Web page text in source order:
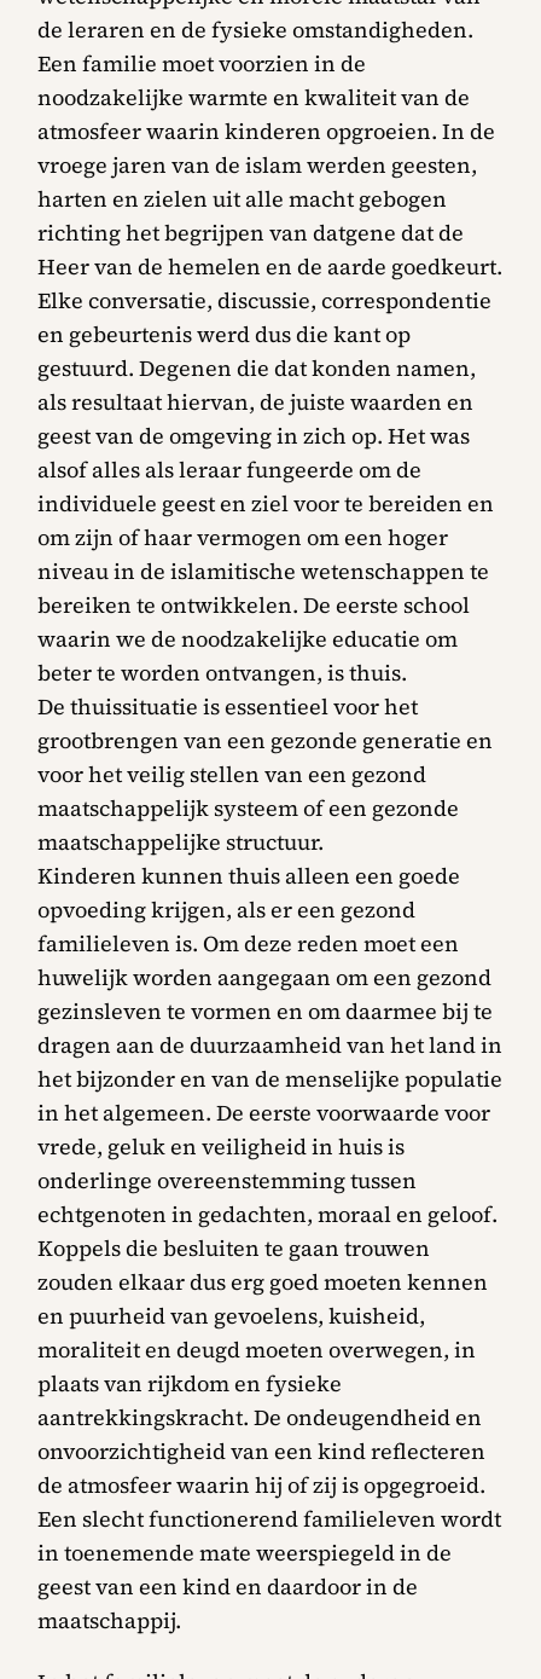
de leraren en de fysieke omstandigheden.
Een familie moet voorzien in de
noodzakelijke warmte en kwaliteit van de
atmosfeer waarin kinderen opgroeien. In de
vroege jaren van de islam werden geesten,
harten en zielen uit alle macht gebogen
richting het begrijpen van datgene dat de
Heer van de hemelen en de aarde goedkeurt.
Elke conversatie, discussie, correspondentie
en gebeurtenis werd dus die kant op
gestuurd. Degenen die dat konden namen,
als resultaat hiervan, de juiste waarden en
geest van de omgeving in zich op. Het was
alsof alles als leraar fungeerde om de
individuele geest en ziel voor te bereiden en
om zijn of haar vermogen om een hoger
niveau in de islamitische wetenschappen te
bereiken te ontwikkelen. De eerste school
waarin we de noodzakelijke educatie om
beter te worden ontvangen, is thuis.
De thuissituatie is essentieel voor het
grootbrengen van een gezonde generatie en
voor het veilig stellen van een gezond
maatschappelijk systeem of een gezonde
maatschappelijke structuur.
Kinderen kunnen thuis alleen een goede
opvoeding krijgen, als er een gezond
familieleven is. Om deze reden moet een
huwelijk worden aangegaan om een gezond
gezinsleven te vormen en om daarmee bij te
dragen aan de duurzaamheid van het land in
het bijzonder en van de menselijke populatie
in het algemeen. De eerste voorwaarde voor
vrede, geluk en veiligheid in huis is
onderlinge overeenstemming tussen
echtgenoten in gedachten, moraal en geloof.
Koppels die besluiten te gaan trouwen
zouden elkaar dus erg goed moeten kennen
en puurheid van gevoelens, kuisheid,
moraliteit en deugd moeten overwegen, in
plaats van rijkdom en fysieke
aantrekkingskracht. De ondeugendheid en
onvoorzichtigheid van een kind reflecteren
de atmosfeer waarin hij of zij is opgegroeid.
Een slecht functionerend familieleven wordt
in toenemende mate weerspiegeld in de
geest van een kind en daardoor in de
maatschappij.